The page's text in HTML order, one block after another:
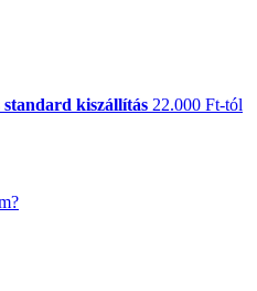
kiszállítás 22.000 Ft-tól